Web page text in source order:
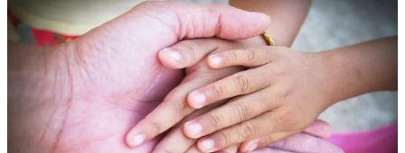
業界で選ぶ
カテゴリで選ぶ